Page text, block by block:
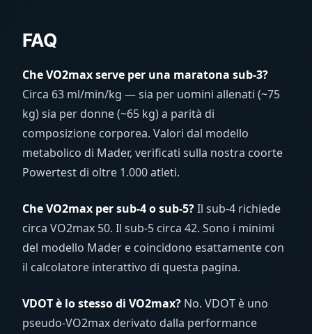
FAQ
Che VO2max serve per una maratona sub-3?
Circa 63 ml/min/kg — sia per uomini allenati (~75
kg) sia per donne (~65 kg) a parità di
composizione corporea. Valori dal modello
metabolico di Mader, verificati sulla nostra coorte
Powertest di oltre 1.000 atleti.
Che VO2max per sub-4 o sub-5?Il sub-4 richiede
circa VO2max 50. Il sub-5 circa 42. Sono i minimi
del modello Mader e coincidono esattamente con
il calcolatore interattivo di questa pagina.
VDOT è lo stesso di VO2max? No. VDOT è uno
pseudo-VO2max derivato dalla performance